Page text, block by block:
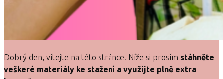
Dobrý den, vítejte na této stránce. Níže si prosím stáhněte
veškeré materiály ke stažení a využijte plně extra